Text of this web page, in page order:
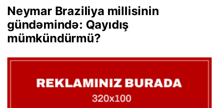
Neymar Braziliya millisinin
gündəmində: Qayıdış
mümkündürmü?